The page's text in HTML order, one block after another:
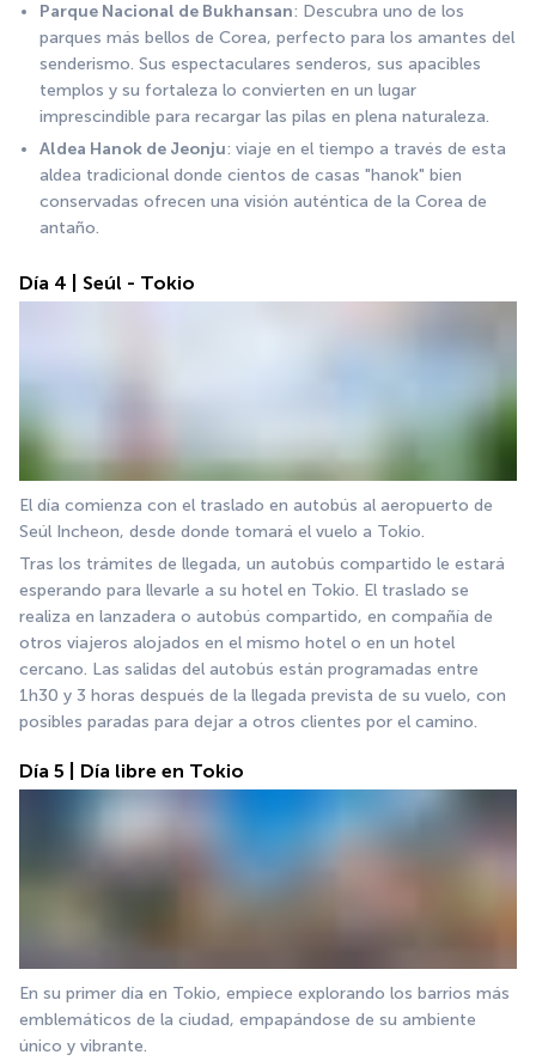
Parque Nacional de Bukhansan: Descubra uno de los
parques más bellos de Corea, perfecto para los amantes del
senderismo. Sus espectaculares senderos, sus apacibles
templos y su fortaleza lo convierten en un lugar
imprescindible para recargar las pilas en plena naturaleza.
Aldea Hanok de Jeonju: viaje en el tiempo a través de esta
aldea tradicional donde cientos de casas "hanok" bien
conservadas ofrecen una visión auténtica de la Corea de
antaño.
Día 4 | Seúl - Tokio
El día comienza con el traslado en autobús al aeropuerto de
Seúl Incheon, desde donde tomará el vuelo a Tokio.
Tras los trámites de llegada, un autobús compartido le estará
esperando para llevarle a su hotel en Tokio. El traslado se
realiza en lanzadera o autobús compartido, en compañía de
otros viajeros alojados en el mismo hotel o en un hotel
cercano. Las salidas del autobús están programadas entre
1h30 y 3 horas después de la llegada prevista de su vuelo, con
posibles paradas para dejar a otros clientes por el camino.
Día 5 | Día libre en Tokio
En su primer día en Tokio, empiece explorando los barrios más
emblemáticos de la ciudad, empapándose de su ambiente
único y vibrante.